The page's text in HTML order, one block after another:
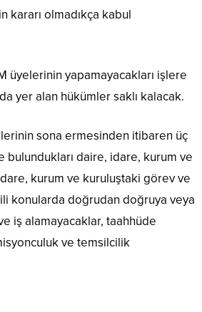
kararı olmadıkça kabul
üyelerinin yapamayacakları işlere
yer alan hükümler saklı kalacak.
sona ermesinden itibaren üç
bulundukları daire, idare, kurum ve
kurum ve kuruluştaki görev ve
konularda doğrudan doğruya veya
iş alamayacaklar, taahhüde
ve temsilcilik